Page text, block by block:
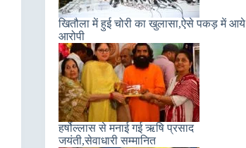
खितौला में हुई चोरी का खुलासा,ऐसे पकड़ में आये
आरोपी
हर्षोल्लास से मनाई गई ऋषि प्रसाद
जयंती,सेवाधारी सम्मानित